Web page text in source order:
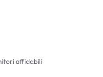
affidabili